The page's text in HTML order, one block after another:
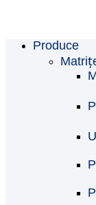
Produce